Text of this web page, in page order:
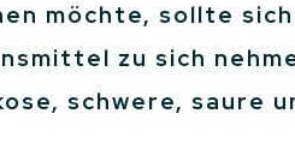
möchte, sollte
zu sich
schwere, saure